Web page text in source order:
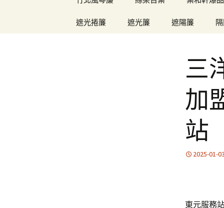
遮光捲簾 遮光簾 遮陽簾
三
加
站
2025-01-
東元服務